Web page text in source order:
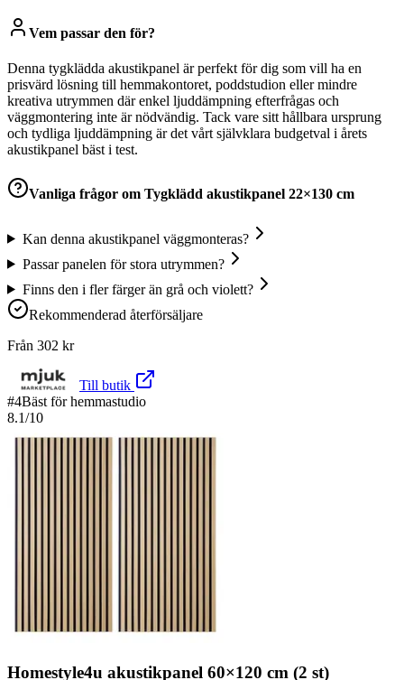
Vem passar den för?
Denna tygklädda akustikpanel är perfekt för dig som vill ha en
prisvärd lösning till hemmakontoret, poddstudion eller mindre
kreativa utrymmen där enkel ljuddämpning efterfrågas och
väggmontering inte är nödvändig. Tack vare sitt hållbara ursprung
och tydliga ljuddämpning är det vårt självklara budgetval i årets
akustikpanel bäst i test.
Vanliga frågor om Tygklädd akustikpanel 22×130 cm
Kan denna akustikpanel väggmonteras?
Passar panelen för stora utrymmen?
Finns den i fler färger än grå och violett?
Rekommenderad återförsäljare
Från 302 kr
Till butik
#4Bäst för hemmastudio
8.1/10
Homestyle4u akustikpanel 60×120 cm (2 st)